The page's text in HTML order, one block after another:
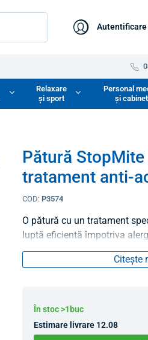
Autentificare
Relaxare
și sport
Personal
și
Pătură
tratament anti-
COD: P3574
O pătură cu un tratament
luptă eficientă împotriva
Citește
În stoc >1buc
Estimare livrare 12.08